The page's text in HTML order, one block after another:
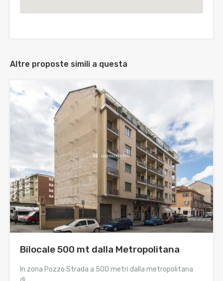
Altre proposte simili a questa
Bilocale 500 mt dalla Metropolitana
In zona Pozzo Strada a 500 metri dalla metropolitana